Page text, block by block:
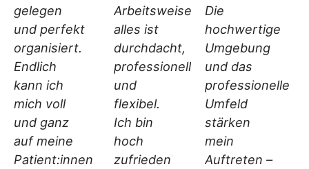
gelegen
und perfekt
organisiert.
Endlich
kann ich
mich voll
und ganz
auf meine
Patient:innen
Arbeitsweise,
alles ist
durchdacht,
professionell
und
flexibel.
Ich bin
hoch
zufrieden
Die
hochwertige
Umgebung
und das
professionelle
Umfeld
stärken
mein
Auftreten –